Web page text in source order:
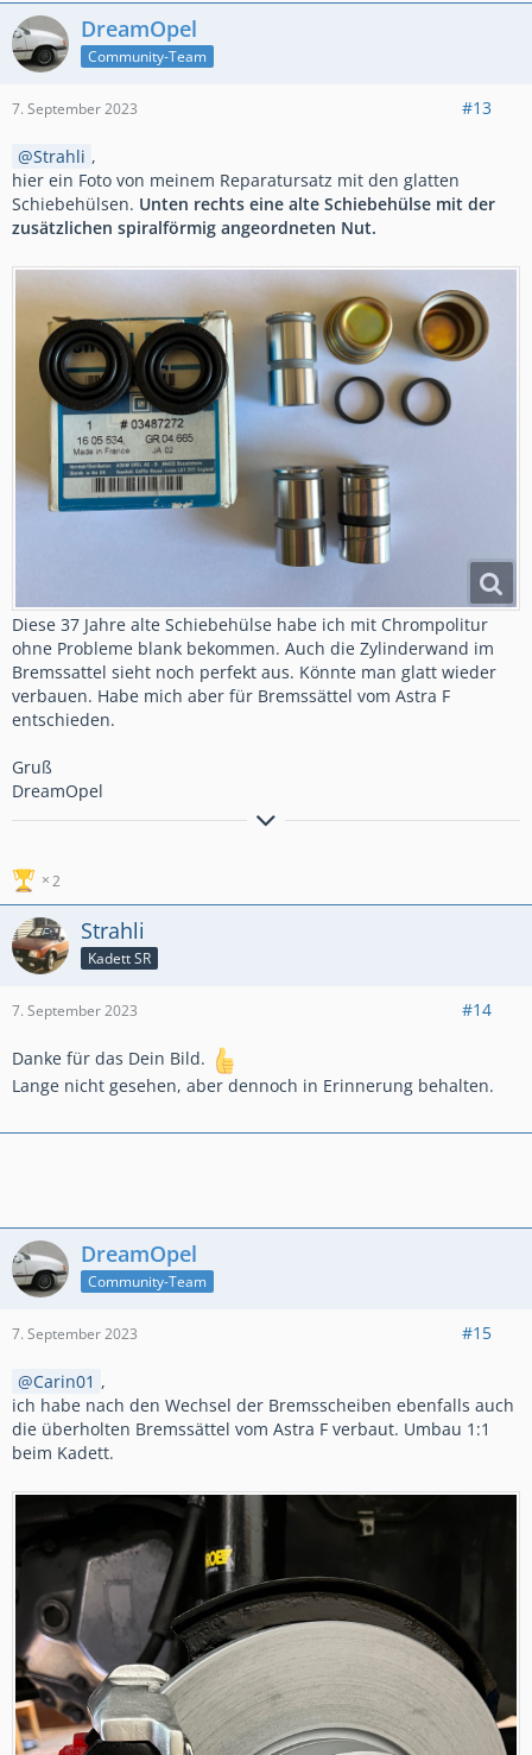
DreamOpel
Community-Team
7. September 2023 #13
Strahli ,
hier ein Foto von meinem Reparatursatz mit den glatten
Schiebehülsen. Unten rechts eine alte Schiebehülse mit der
zusätzlichen spiralförmig angeordneten Nut.
Diese 37 Jahre alte Schiebehülse habe ich mit Chrompolitur
ohne Probleme blank bekommen. Auch die Zylinderwand im
Bremssattel sieht noch perfekt aus. Könnte man glatt wieder
verbauen. Habe mich aber für Bremssättel vom Astra F
entschieden.
Gruß
DreamOpel
Kadett Beauty von 1991
2
Strahli
Kadett SR
7. September 2023 #14
Danke für das Dein Bild.
Lange nicht gesehen, aber dennoch in Erinnerung behalten.
DreamOpel
Community-Team
7. September 2023 #15
Carin01 ,
ich habe nach den Wechsel der Bremsscheiben ebenfalls auch
die überholten Bremssättel vom Astra F verbaut. Umbau 1:1
beim Kadett.